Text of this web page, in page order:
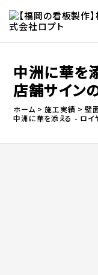
中洲に華を
店舗サイン
ホーム 施工実績
壁
中洲に華を添える - ロイ